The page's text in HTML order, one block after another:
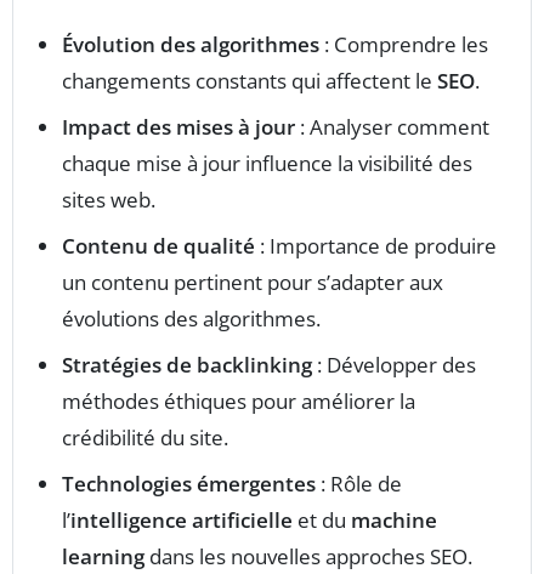
Évolution des algorithmes : Comprendre les
changements constants qui affectent le SEO.
Impact des mises à jour : Analyser comment
chaque mise à jour influence la visibilité des
sites web.
Contenu de qualité : Importance de produire
un contenu pertinent pour s’adapter aux
évolutions des algorithmes.
Stratégies de backlinking: Développer des
méthodes éthiques pour améliorer la
crédibilité du site.
Technologies émergentes : Rôle de
l’intelligence artificielle et du machine
learningdans les nouvelles approches SEO.